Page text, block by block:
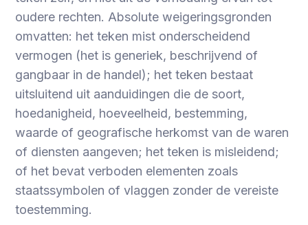
oudere rechten. Absolute weigeringsgronden
omvatten: het teken mist onderscheidend
vermogen (het is generiek, beschrijvend of
gangbaar in de handel); het teken bestaat
uitsluitend uit aanduidingen die de soort,
hoedanigheid, hoeveelheid, bestemming,
waarde of geografische herkomst van de waren
of diensten aangeven; het teken is misleidend;
of het bevat verboden elementen zoals
staatssymbolen of vlaggen zonder de vereiste
toestemming.